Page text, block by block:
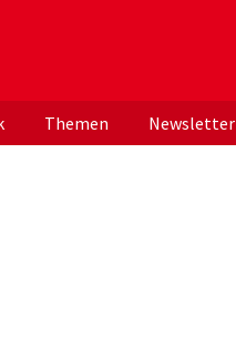
ApothekerInnen
Themen Newsletter